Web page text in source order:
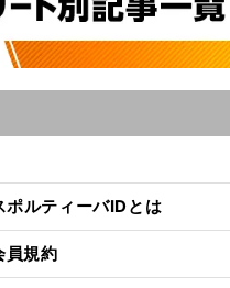
ポルティーバIDとは
員規約